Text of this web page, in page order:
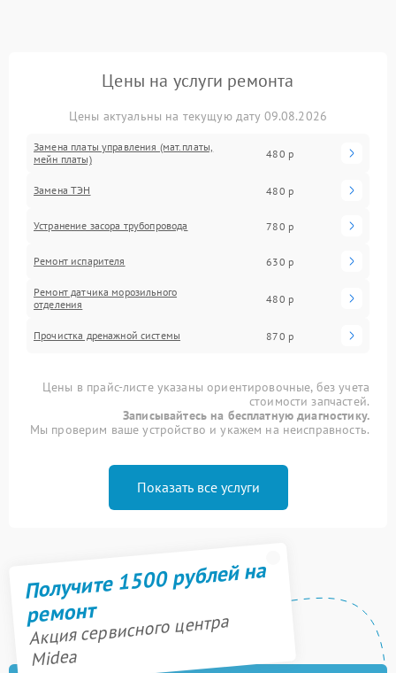
Цены на услуги ремонта
Цены актуальны на текущую дату 09.08.2026
Замена платы управления (мат.платы,
мейн платы)
480 р
Замена ТЭН 480 р
Устранение засора трубопровода 780 р
Ремонт испарителя 630 р
Ремонт датчика морозильного
отделения
480 р
Прочистка дренажной системы 870 р
Цены в прайс-листе указаны ориентировочные, без учета
стоимости запчастей.
Записывайтесь на бесплатную диагностику.
Мы проверим ваше устройство и укажем на неисправность.
Показать все услуги
Получите 1500 рублей на
ремонт
Акция сервисного центра
Midea